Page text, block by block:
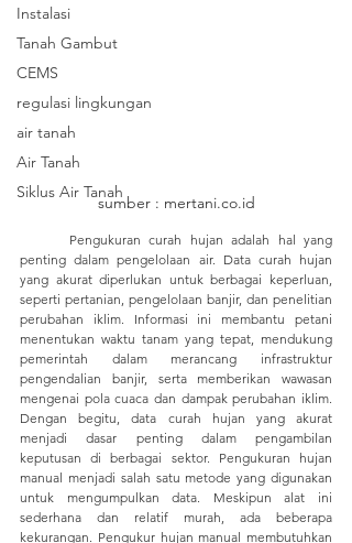
Instalasi
Tanah Gambut
CEMS
regulasi lingkungan
air tanah
Air Tanah
Siklus Air Tanah
sumber : mertani.co.id
penting dalam pengelolaan air. Data curah hujan
yang akurat diperlukan untuk berbagai keperluan,
seperti pertanian, pengelolaan banjir, dan penelitian
perubahan iklim. Informasi ini membantu petani
menentukan waktu tanam yang tepat, mendukung
pemerintah dalam merancang infrastruktur
pengendalian banjir, serta memberikan wawasan
mengenai pola cuaca dan dampak perubahan iklim.
Dengan begitu, data curah hujan yang akurat
menjadi dasar penting dalam pengambilan
keputusan di berbagai sektor. Pengukuran hujan
manual menjadi salah satu metode yang digunakan
untuk mengumpulkan data. Meskipun alat ini
sederhana dan relatif murah, ada beberapa
kekurangan. Pengukur hujan manual membutuhkan